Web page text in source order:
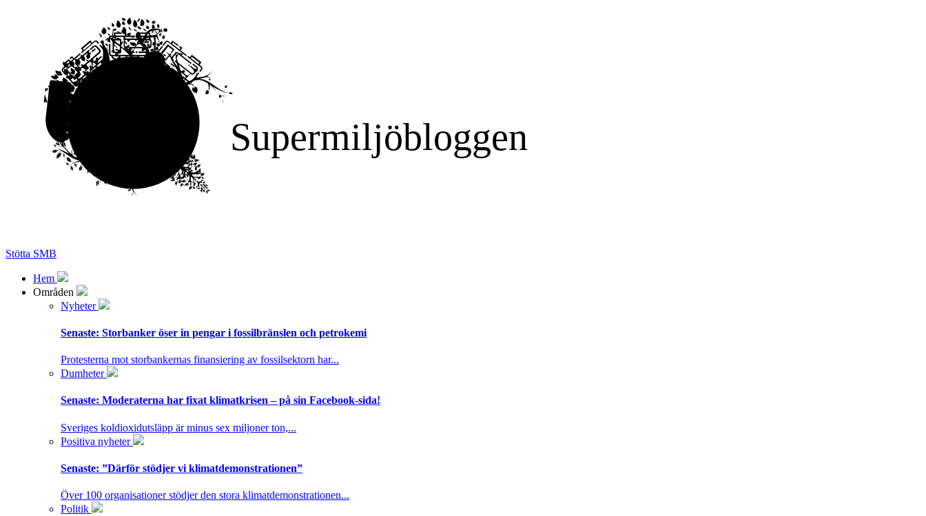
Supermiljöbloggen
Stötta SMB
Hem
Områden
Nyheter
Senaste: Storbanker öser in pengar i fossilbränslen och petrokemi
Protesterna mot storbankernas finansiering av fossilsektorn har...
Dumheter
Senaste: Moderaterna har fixat klimatkrisen – på sin Facebook-sida!
Sveriges koldioxidutsläpp är minus sex miljoner ton,...
Positiva nyheter
Senaste: ”Därför stödjer vi klimatdemonstrationen”
Över 100 organisationer stödjer den stora klimatdemonstrationen...
Politik